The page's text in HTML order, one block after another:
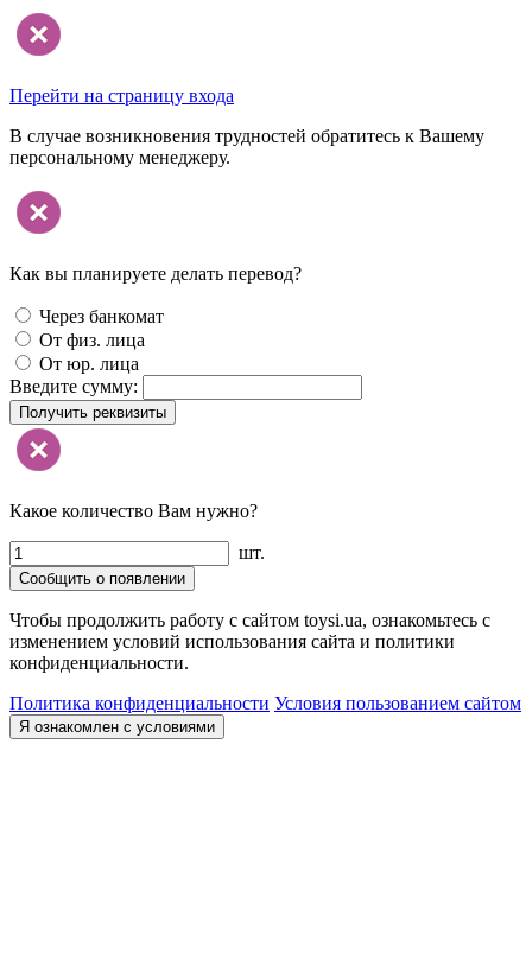
Перейти на страницу входа
В случае возникновения трудностей обратитесь к Вашему
персональному менеджеру.
Как вы планируете делать перевод?
Через банкомат
От физ. лица
От юр. лица
Введите сумму:
Получить реквизиты
Какое количество Вам нужно?
шт.
Сообщить о появлении
Чтобы продолжить работу с сайтом toysi.ua, ознакомьтесь с
изменением условий использования сайта и политики
конфиденциальности.
Политика конфиденциальности Условия пользованием сайтом
Я ознакомлен с условиями